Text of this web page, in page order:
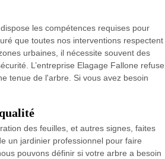
les compétences requises pour
que toutes nos interventions respectent
urbaines, il nécessite souvent des
L’entreprise Elagage Fallone refuse
tenue de l'arbre. Si vous avez besoin
des feuilles, et autres signes, faites
un jardinier professionnel pour faire
pouvons définir si votre arbre a besoin